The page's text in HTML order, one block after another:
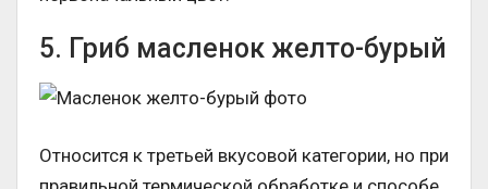
5. Гриб масленок желто-бурый
Относится к третьей вкусовой категории, но при